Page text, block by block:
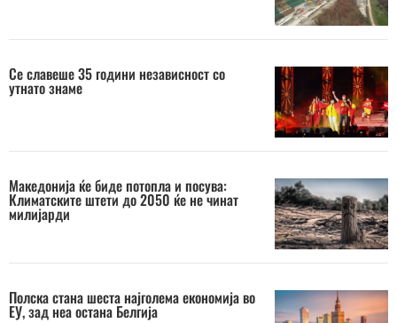
Се славеше 35 години независност со
утнато знаме
Македонија ќе биде потопла и посува:
Климатските штети до 2050 ќе не чинат
милијарди
Полска стана шеста најголема економија во
ЕУ, зад неа остана Белгија